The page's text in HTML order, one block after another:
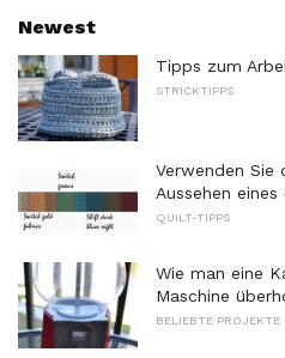
Newest
Tipps zum
STRICKTIPPS
Verwenden Sie
Aussehen
QUILT-TIPPS
Wie man eine
Maschine
BELIEBTE PROJEKTE